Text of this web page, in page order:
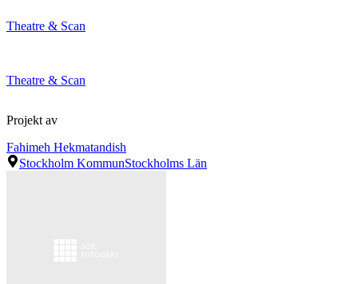
Theatre & Scan
Theatre & Scan
Projekt av
Fahimeh Hekmatandish
Stockholm KommunStockholms Län